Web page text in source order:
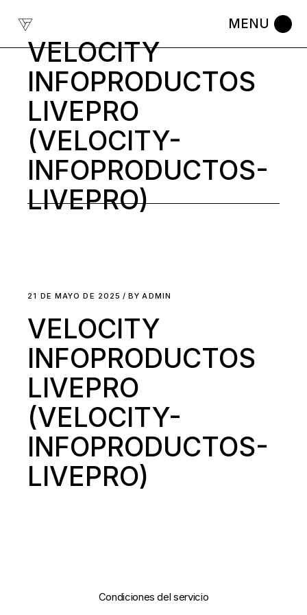
contentVELOCITY
INFOPRODUCTOS
LIVEPRO
(VELOCITY-
INFOPRODUCTOS-
LIVEPRO)
21 DE MAYO DE 2025 BY ADMIN
VELOCITY
INFOPRODUCTOS
LIVEPRO
(VELOCITY-
INFOPRODUCTOS-
LIVEPRO)
Condiciones del servicio